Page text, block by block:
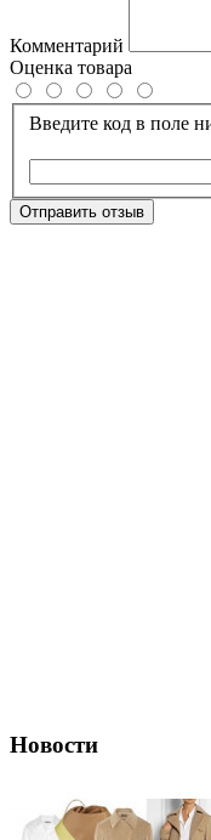
Комментарий
Оценка товара
Введите код в поле
Отправить отзыв
Новости